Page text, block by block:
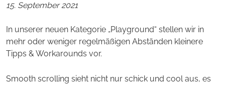
15. September 2021
In unserer neuen Kategorie „Playground“ stellen wir in
mehr oder weniger regelmäßigen Abständen kleinere
Tipps & Workarounds vor.
Smooth scrolling sieht nicht nur schick und cool aus, es